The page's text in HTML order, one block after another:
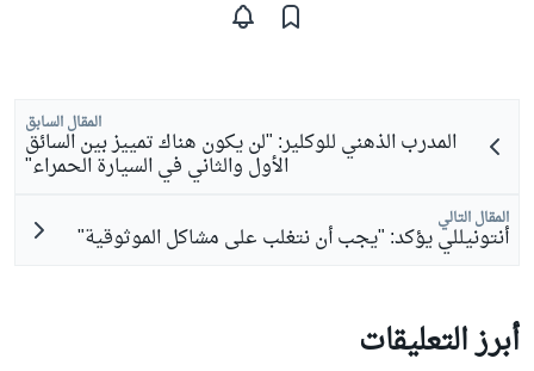
المقال السابق
المدرب الذهني للوكلير: "لن يكون هناك تمييز بين السائق
الأول والثاني في السيارة الحمراء"
المقال التالي
أنتونيللي يؤكد: "يجب أن نتغلب على مشاكل الموثوقية"
أبرز التعليقات